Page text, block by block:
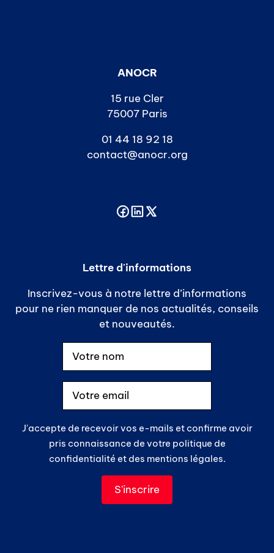
ANOCR
15 rue Cler
75007 Paris
01 44 18 92 18
contact@anocr.org
Lettre d'informations
Inscrivez-vous à notre lettre d’informations
pour ne rien manquer de nos actualités, conseils
et nouveautés.
J'accepte de recevoir vos e-mails et confirme avoir
pris connaissance de votre politique de
confidentialité et des mentions légales.